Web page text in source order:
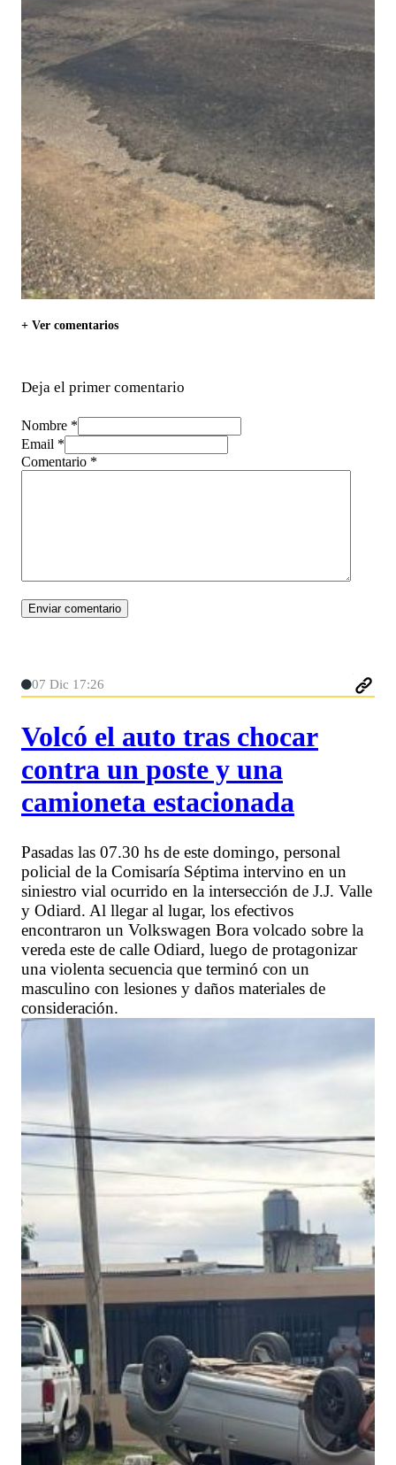
+ Ver comentarios
Deja el primer comentario
Nombre *
Email *
Comentario *
07 Dic 17:26
Volcó el auto tras chocar
contra un poste y una
camioneta estacionada
Pasadas las 07.30 hs de este domingo, personal
policial de la Comisaría Séptima intervino en un
siniestro vial ocurrido en la intersección de J.J. Valle
y Odiard. Al llegar al lugar, los efectivos
encontraron un Volkswagen Bora volcado sobre la
vereda este de calle Odiard, luego de protagonizar
una violenta secuencia que terminó con un
masculino con lesiones y daños materiales de
consideración.